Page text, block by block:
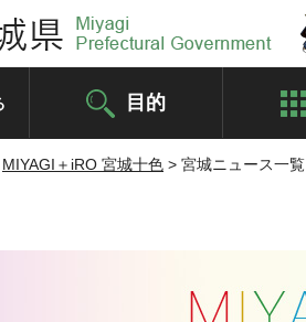
Prefectural Government
目的
MIYAGI＋iRO 宮城十色 > 宮城ニュース一覧